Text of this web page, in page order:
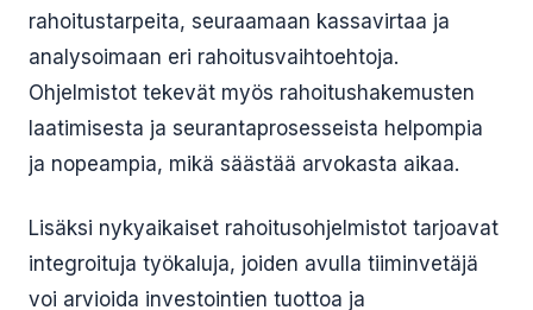
rahoitustarpeita, seuraamaan kassavirtaa ja
analysoimaan eri rahoitusvaihtoehtoja.
Ohjelmistot tekevät myös rahoitushakemusten
laatimisesta ja seurantaprosesseista helpompia
ja nopeampia, mikä säästää arvokasta aikaa.
Lisäksi nykyaikaiset rahoitusohjelmistot tarjoavat
integroituja työkaluja, joiden avulla tiiminvetäjä
voi arvioida investointien tuottoa ja